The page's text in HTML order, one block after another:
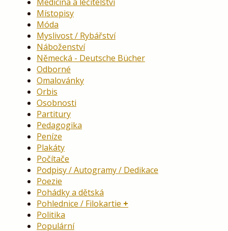
Místopisy
Móda
Myslivost / Rybářství
Náboženství
Německá - Deutsche Bücher
Odborné
Omalovánky
Orbis
Osobnosti
Partitury
Pedagogika
Peníze
Plakáty
Počítače
Podpisy / Autogramy / Dedikace
Poezie
Pohádky a dětská
Pohlednice / Filokartie
Politika
Populární